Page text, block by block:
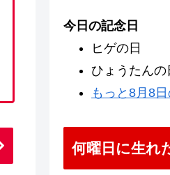
今日の記念日
ヒゲの日
ひょうたんの
もっと8月8
何曜日に生れ